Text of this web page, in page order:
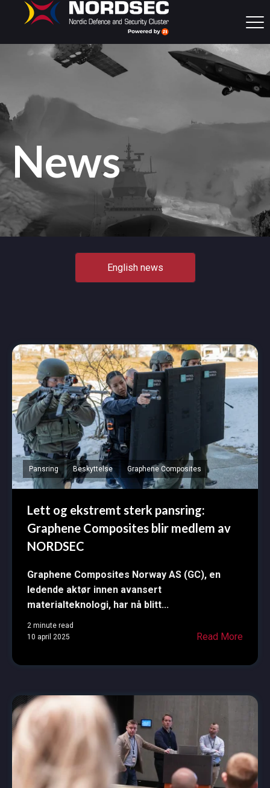
News
English news
Pansring Beskyttelse Graphene Composites
Lett og ekstremt sterk pansring:
Graphene Composites blir medlem av
NORDSEC
Graphene Composites Norway AS (GC), en
ledende aktør innen avansert
materialteknologi, har nå blitt...
2 minute read
10 april 2025
Read More